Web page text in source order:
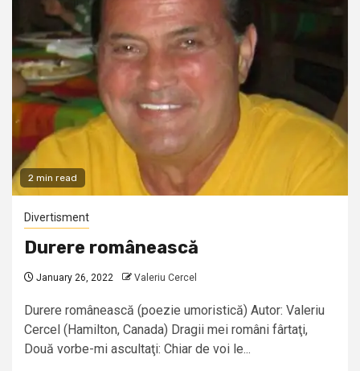
2 min read
Divertisment
Durere românească
January 26, 2022 Valeriu Cercel
Durere românească (poezie umoristică) Autor: Valeriu
Cercel (Hamilton, Canada) Dragii mei români fârtaţi,
Două vorbe-mi ascultaţi: Chiar de voi le...